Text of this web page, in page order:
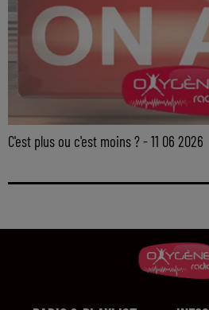
C'est plus ou c'est moins ? - 11 06 2026